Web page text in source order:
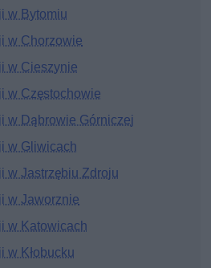
w Bytomiu
w Chorzowie
w Cieszynie
w Częstochowie
w Dąbrowie Górniczej
w Gliwicach
w Jastrzębiu Zdroju
w Jaworznie
w Katowicach
w Kłobucku